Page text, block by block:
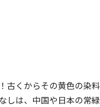
古くからその黄色の染
しは、中国や日本の常